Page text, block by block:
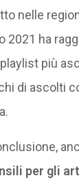
nelle
2021 ha
più
di ascolti
per gli